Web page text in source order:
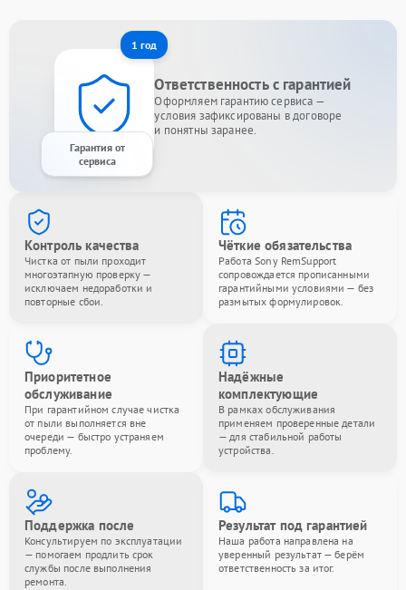
1 год
Гарантия от
сервиса
Ответственность с гарантией
Оформляем гарантию сервиса —
условия зафиксированы в договоре
и понятны заранее.
Контроль качества
Чистка от пыли проходит
многоэтапную проверку —
исключаем недоработки и
повторные сбои.
Чёткие обязательства
Работа Sony RemSupport
сопровождается прописанными
гарантийными условиями — без
размытых формулировок.
Приоритетное
обслуживание
При гарантийном случае чистка
от пыли выполняется вне
очереди — быстро устраняем
проблему.
Надёжные
комплектующие
В рамках обслуживания
применяем проверенные детали
— для стабильной работы
устройства.
Поддержка после
Консультируем по эксплуатации
— помогаем продлить срок
службы после выполнения
ремонта.
Результат под гарантией
Наша работа направлена на
уверенный результат — берём
ответственность за итог.